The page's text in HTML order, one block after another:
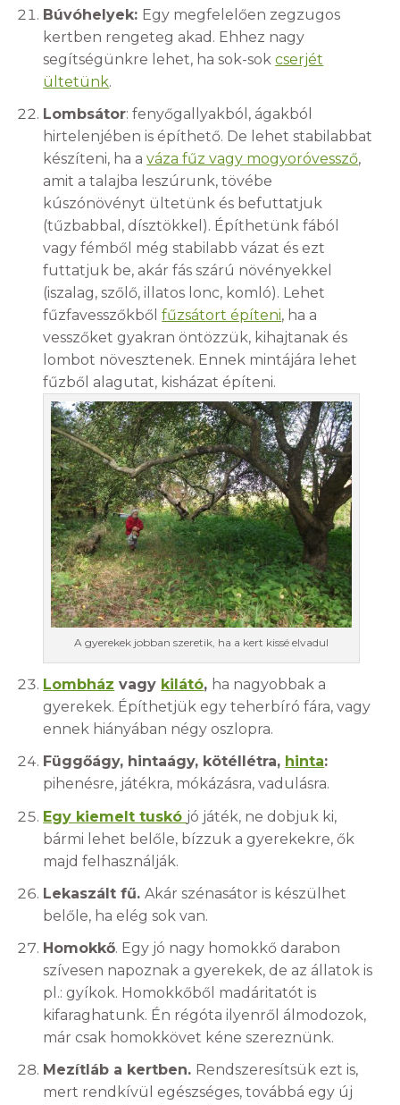
Búvóhelyek: Egy megfelelően zegzugos
kertben rengeteg akad. Ehhez nagy
segítségünkre lehet, ha sok-sokcserjét
ültetünk.
Lombsátor: fenyőgallyakból, ágakból
hirtelenjében is építhető. De lehet stabilabbat
készíteni, ha aváza fűz vagy mogyoróvessző,
amit a talajba leszúrunk, tövébe
kúszónövényt ültetünk és befuttatjuk
(tűzbabbal, dísztökkel). Építhetünk fából
vagy fémből még stabilabb vázat és ezt
futtatjuk be, akár fás szárú növényekkel
(iszalag, szőlő, illatos lonc, komló). Lehet
fűzfavesszőkbőlfűzsátort építeni, ha a
vesszőket gyakran öntözzük, kihajtanak és
lombot növesztenek. Ennek mintájára lehet
fűzből alagutat, kisházat építeni.
A gyerekek jobban szeretik, ha a kert kissé elvadul
Lombház vagy kilátó, ha nagyobbak a
gyerekek. Építhetjük egy teherbíró fára, vagy
ennek hiányában négy oszlopra.
Függőágy, hintaágy, kötéllétra, hinta:
pihenésre, játékra, mókázásra, vadulásra.
Egy kiemelt tuskó jó játék, ne dobjuk ki,
bármi lehet belőle, bízzuk a gyerekekre, ők
majd felhasználják.
Lekaszált fű.Akár szénasátor is készülhet
belőle, ha elég sok van.
Homokkő. Egy jó nagy homokkő darabon
szívesen napoznak a gyerekek, de az állatok is
pl.: gyíkok. Homokkőből madáritatót is
kifaraghatunk. Én régóta ilyenről álmodozok,
már csak homokkövet kéne szereznünk.
Mezítláb a kertben. Rendszeresítsük ezt is,
mert rendkívül egészséges, továbbá egy új